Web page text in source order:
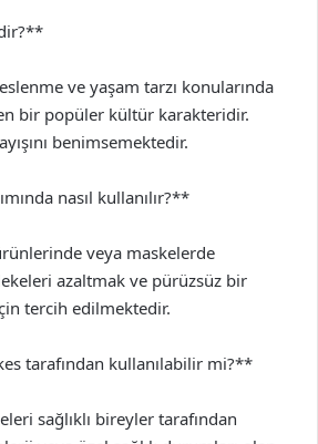
ve yaşam tarzı konularında
bir popüler kültür karakteridir.
benimsemektedir.
nasıl kullanılır?**
veya maskelerde
azaltmak ve pürüzsüz bir
tercih edilmektedir.
tarafından kullanılabilir mi?**
sağlıklı bireyler tarafından